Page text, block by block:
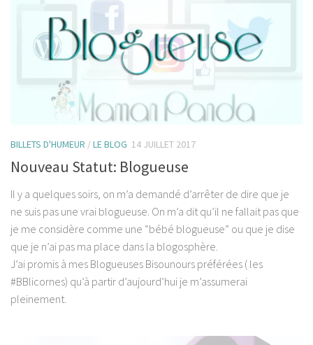
BILLETS D'HUMEUR /LE BLOG 14 JUILLET 2017
Nouveau Statut: Blogueuse
Il y a quelques soirs, on m’a demandé d’arrêter de dire que je
ne suis pas une vrai blogueuse. On m’a dit qu’il ne fallait pas que
je me considère comme une “bébé blogueuse” ou que je dise
que je n’ai pas ma place dans la blogosphère.
J’ai promis à mes Blogueuses Bisounours préférées ( les
#BBlicornes) qu’à partir d’aujourd’hui je m’assumerai
pleinement.